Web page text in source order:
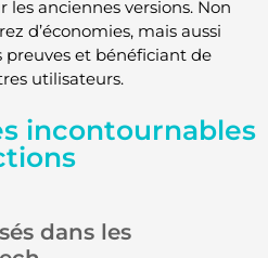
anciennes versions. Non
d’économies, mais aussi
preuves et bénéficiant de
utilisateurs.
incontournables
dans les